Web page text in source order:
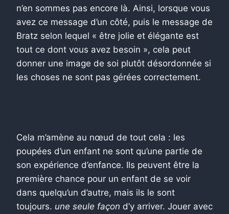
n’en sommes pas encore là. Ainsi, lorsque vous
avez ce message d’un côté, puis le message de
Bratz selon lequel « être jolie et élégante est
tout ce dont vous avez besoin », cela peut
donner une image de soi plutôt désordonnée si
les choses ne sont pas gérées correctement.
Cela m’amène au nœud de tout cela : les
poupées d’un enfant ne sont qu’une partie de
son expérience d’enfance. Ils peuvent être la
première chance pour un enfant de se voir
dans quelqu’un d’autre, mais ils le sont
toujours. une seule façon d’y arriver. Jouer avec